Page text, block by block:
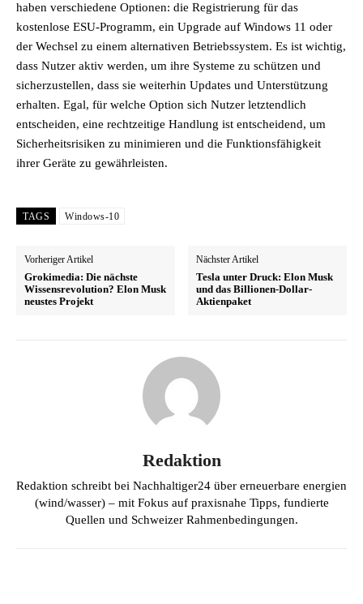
haben verschiedene Optionen: die Registrierung für das
kostenlose ESU-Programm, ein Upgrade auf Windows 11 oder
der Wechsel zu einem alternativen Betriebssystem. Es ist wichtig,
dass Nutzer aktiv werden, um ihre Systeme zu schützen und
sicherzustellen, dass sie weiterhin Updates und Unterstützung
erhalten. Egal, für welche Option sich Nutzer letztendlich
entscheiden, eine rechtzeitige Handlung ist entscheidend, um
Sicherheitsrisiken zu minimieren und die Funktionsfähigkeit
ihrer Geräte zu gewährleisten.
TAGS Windows-10
Vorheriger Artikel
Grokimedia: Die nächste
Wissensrevolution? Elon Musk
neustes Projekt
Nächster Artikel
Tesla unter Druck: Elon Musk
und das Billionen-Dollar-
Aktienpaket
Redaktion
Redaktion schreibt bei Nachhaltiger24 über erneuerbare energien
(wind/wasser) – mit Fokus auf praxisnahe Tipps, fundierte
Quellen und Schweizer Rahmenbedingungen.